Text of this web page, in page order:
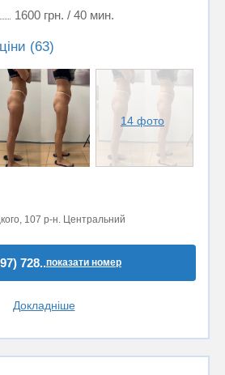
1600 грн. / 40 мин.
(63)
14 фото
107 р-н. Центральний
728..показати номер
Докладніше